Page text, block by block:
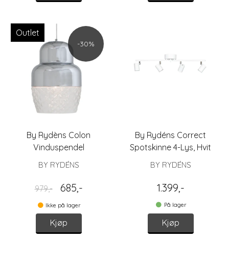
Outlet
-30%
By Rydèns Colon
Vinduspendel
BY RYDÉNS
979,- 685,-
Ikke på lager
Kjøp
By Rydéns Correct
Spotskinne 4-Lys, Hvit
BY RYDÉNS
1.399,-
På lager
Kjøp